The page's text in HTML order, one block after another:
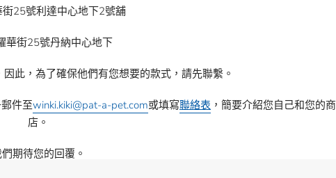
25號利達中心地下2號舖
華街25號丹納中心地下
此，為了確保他們有您想要的款式，請先聯繫。
件至winki.kiki@pat-a-pet.com或填寫聯絡表 ，簡要介紹您自己和您的商
店。
期待您的回覆。